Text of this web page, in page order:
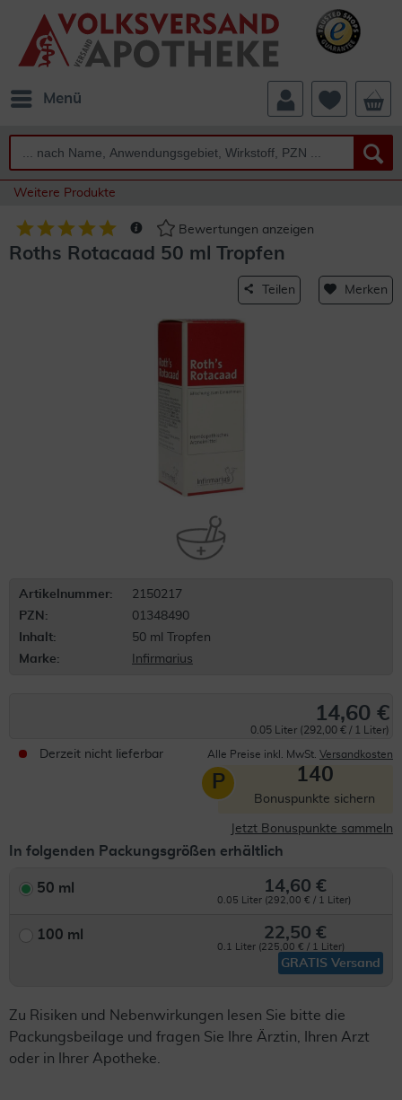
Menü
Weitere Produkte
Bewertungen anzeigen
Roths Rotacaad 50 ml Tropfen
Teilen Merken
Artikelnummer:
2150217
PZN:
01348490
Inhalt:
50 ml Tropfen
Marke:
Infirmarius
14,60 €
0.05 Liter (292,00 € / 1 Liter)
Derzeit nicht lieferbar Alle Preise inkl. MwSt. Versandkosten
P 140
Bonuspunkte sichern
Jetzt Bonuspunkte sammeln
In folgenden Packungsgrößen erhältlich
50 ml 14,60 €
0.05 Liter (292,00 € / 1 Liter)
100 ml 22,50 €
0.1 Liter (225,00 € / 1 Liter)
GRATIS Versand
Zu Risiken und Nebenwirkungen lesen Sie bitte die
Packungsbeilage und fragen Sie Ihre Ärztin, Ihren Arzt
oder in Ihrer Apotheke.